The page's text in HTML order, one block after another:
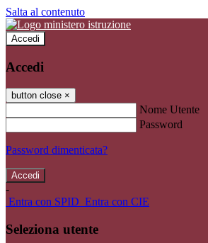
Salta al contenuto
Accedi
Accedi
button close ×
Nome Utente
Password
Password dimenticata?
-
Entra con SPID Entra con CIE
Seleziona utente